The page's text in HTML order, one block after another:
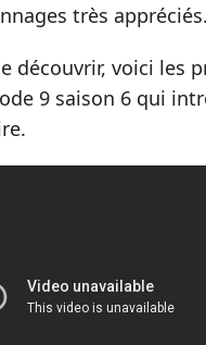
très appréciés.
découvrir, voici les
9 saison 6 qui